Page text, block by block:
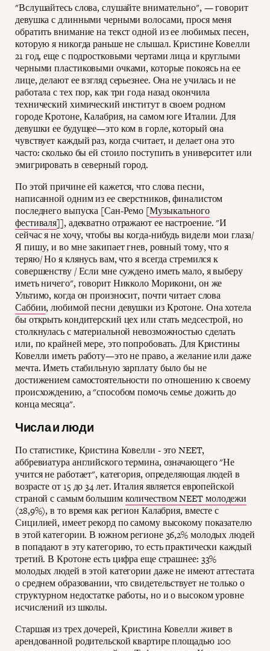
"Вслушайтесь слова, слушайте внимательно", — говорит
девушка с длинными черными волосами, прося меня
обратить внимание на текст одной из ее любимых песен,
которую я никогда раньше не слышал. Кристине Ковелли
21 год, еще с подростковыми чертами лица и круглыми
черными пластиковыми очками, которые покоясь на ее
лице, делают ее взгляд серьезнее. Она не училась и не
работала с тех пор, как три года назад окончила
технический химический институт в своем родном
городе Кротоне, Калабрия, на самом юге Италии. Для
девушки ее будущее—это ком в горле, который она
чувствует каждый раз, когда считает, и делает она это
часто: сколько бы ей стоило поступить в университет или
эмигрировать в северный город.
По этой причине ей кажется, что слова песни,
написанной одним из ее сверстников, финалистом
последнего выпуска [Сан-Ремо [Музыкального
фестиваля]], адекватно отражают ее настроение. "И
сейчас я не хочу, чтобы вы когда-нибудь видели мои глаза/
Я пишу, и во мне закипает гнев, ровный тому, что я
теряю/ Но я клянусь вам, что я всегда стремился к
совершенству / Если мне суждено иметь мало, я выберу
иметь ничего", говорит Никколо Морикони, он же
Ультимо, когда он произносит, почти читает слова
Саббии, любимой песни девушки из Кротоне. Она хотела
бы открыть кондитерский цех или стать медсестрой, но
столкнулась с материальной невозможностью сделать
или, по крайней мере, это попробовать. Для Кристины
Ковелли иметь работу—это не право, а желание или даже
мечта. Иметь стабильную зарплату было бы не
достижением самостоятельности по отношению к своему
происхождению, а "способом помочь семье дожить до
конца месяца".
Числа и люди
По статистике, Кристина Ковелли - это NEET,
аббревиатура английского термина, означающего "Не
учится не работает", категория, определяющая людей в
возрасте от 15 до 34 лет. Италия является европейской
страной с самым большимколичеством NEET молодежи
(28,9%), в то время как регион Калабрия, вместе с
Сицилией, имеет рекорд по самому высокому показателю
в этой категории. В южном регионе 36,2% молодых людей
в попадают в эту категорию, то есть практически каждый
третий. В Кротоне есть цифра еще страшнее: 33%
молодых людей в этой категории даже не имеют аттестата
о среднем образовании, что свидетельствует не только о
структурном недостатке работы, но и о высоком уровне
исчислений из школы.
Старшая из трех дочерей, Кристина Ковелли живет в
арендованной родительской квартире площадью 100